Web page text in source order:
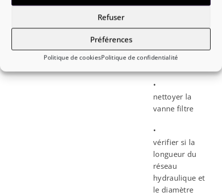
Refuser
Préférences
Politique de cookiesPolitique de confidentialité
DEBIT BAS
ERR Débit d’eau faible
•
circulateur en
vitesse 3
•
nettoyer la
vanne filtre
•
vérifier si la
longueur du
réseau
hydraulique et
le diamètre